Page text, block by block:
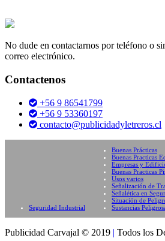
No dude en contactarnos por teléfono o
correo electrónico.
Contactenos
+56 9 86541799
+56 9 53360197
contacto@publicidadyletreros.cl
Seguridad Industrial
Buenas Prácticas
Buenas Practicas
Empresas y
Buenas Practicas
Usos varios
Señalización de
Señalética en
Situación de
Sustancias
Publicidad Carvajal © 2019 | Todos los